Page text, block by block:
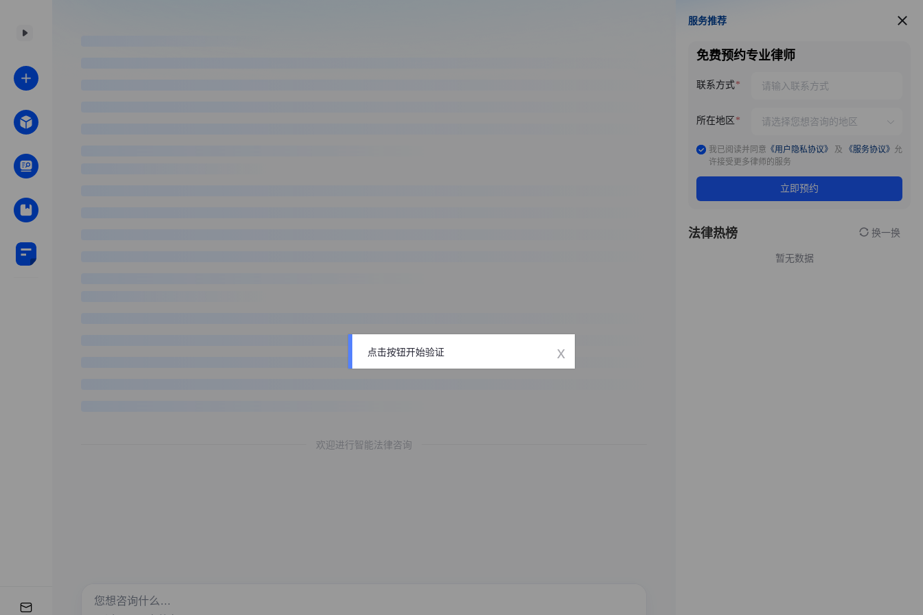
欢迎进行智能法律咨询
服务推荐
服务推荐
免费预约专业律师
联系方式
所在地区
我已阅读并同意 《用户隐私协议》 及 《服务协议》 允
许接受更多律师的服务
立即预约
法律热榜 换一换
暂无数据
点击按钮开始验证 x